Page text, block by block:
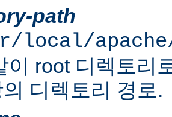
path
local/
이 root 디렉토리
디렉토리 경로.